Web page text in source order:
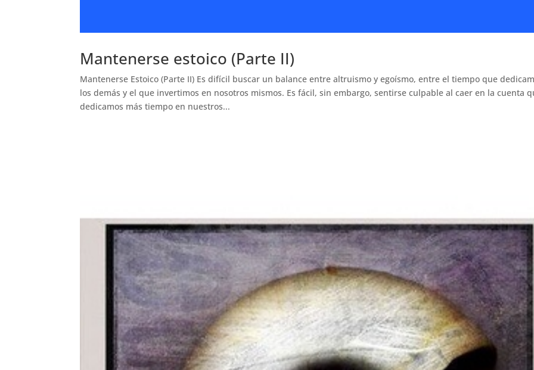
Mantenerse estoico (Parte II)
Mantenerse Estoico (Parte II) Es difícil buscar un balance entre altruismo y egoísmo, entre el tiempo que
los demás y el que invertimos en nosotros mismos. Es fácil, sin embargo, sentirse culpable al caer en la cuenta
dedicamos más tiempo en nuestros...